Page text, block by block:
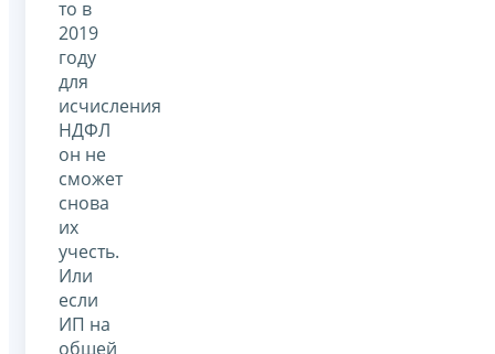
то в
2019
году
для
исчисления
НДФЛ
он не
сможет
снова
их
учесть.
Или
если
ИП на
общей